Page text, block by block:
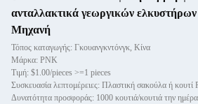
ανταλλακτικά γεωργικών
Μηχανή
Τόπος καταγωγής: Γκουανγκντόνγκ, Κίνα
Μάρκα: PNK
Τιμή: $1.00/pieces >=1 pieces
Δυνατότητα προσφοράς: 1000 κουτιά/κουτιά την ημέρα